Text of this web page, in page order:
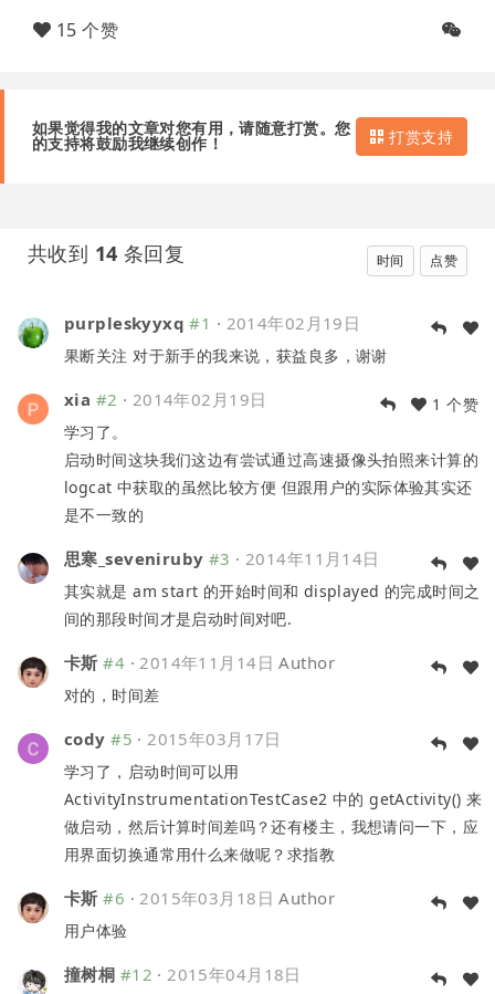
15 个赞
如果觉得我的文章对您有用，请随意打赏。您
的支持将鼓励我继续创作！ 打赏支持
共收到 14 条回复 时间 点赞
purpleskyyxq #1 · 2014年02月19日
果断关注 对于新手的我来说，获益良多，谢谢
xia #2 · 2014年02月19日
1 个赞
学习了。
启动时间这块我们这边有尝试通过高速摄像头拍照来计算的
logcat 中获取的虽然比较方便 但跟用户的实际体验其实还
是不一致的
思寒_seveniruby #3 · 2014年11月14日
其实就是 am start 的开始时间和 displayed 的完成时间之
间的那段时间才是启动时间对吧.
卡斯 #4 · 2014年11月14日 Author
对的，时间差
cody #5 · 2015年03月17日
学习了，启动时间可以用
ActivityInstrumentationTestCase2 中的 getActivity() 来
做启动，然后计算时间差吗？还有楼主，我想请问一下，应
用界面切换通常用什么来做呢？求指教
卡斯 #6 · 2015年03月18日 Author
用户体验
撞树桐 #12 · 2015年04月18日